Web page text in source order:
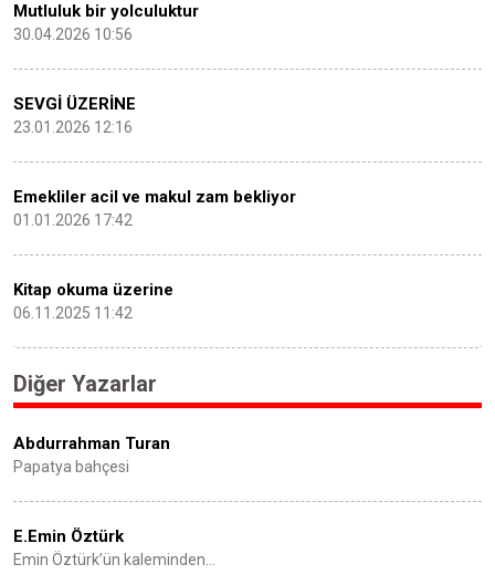
Mutluluk bir yolculuktur
30.04.2026 10:56
SEVGİ ÜZERİNE
23.01.2026 12:16
Emekliler acil ve makul zam bekliyor
01.01.2026 17:42
Kitap okuma üzerine
06.11.2025 11:42
Diğer Yazarlar
Abdurrahman Turan
Papatya bahçesi
E.Emin Öztürk
Emin Öztürk’ün kaleminden…